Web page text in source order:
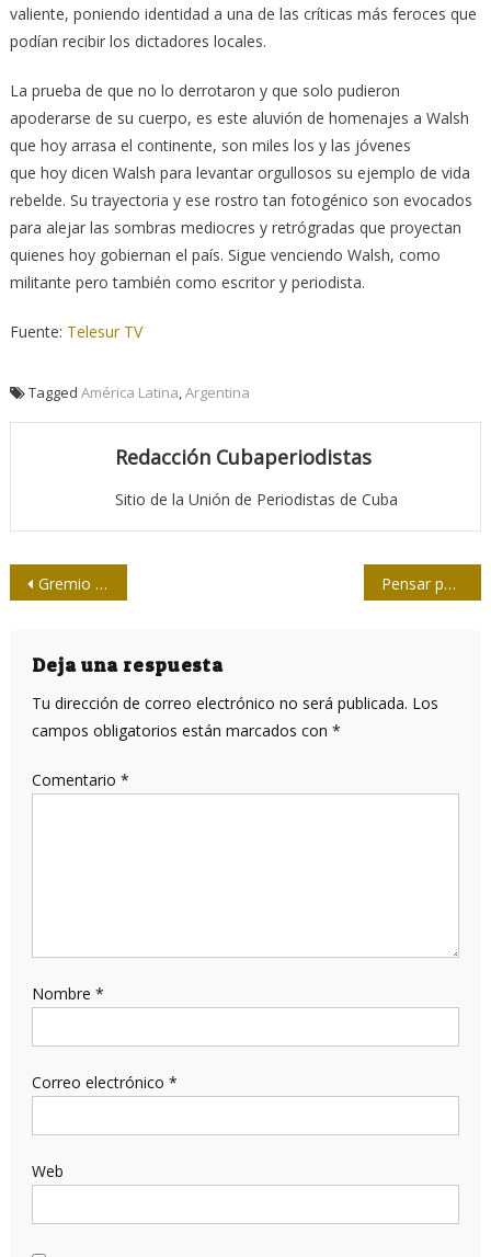
valiente, poniendo identidad a una de las críticas más feroces que
podían recibir los dictadores locales.
La prueba de que no lo derrotaron y que solo pudieron
apoderarse de su cuerpo, es este aluvión de homenajes a Walsh
que hoy arrasa el continente, son miles los y las jóvenes
que hoy dicen Walsh para levantar orgullosos su ejemplo de vida
rebelde. Su trayectoria y ese rostro tan fotogénico son evocados
para alejar las sombras mediocres y retrógradas que proyectan
quienes hoy gobiernan el país. Sigue venciendo Walsh, como
militante pero también como escritor y periodista.
Fuente: Telesur TV
Tagged América Latina,Argentina
Redacción Cubaperiodistas
Sitio de la Unión de Periodistas de Cuba
Navegación
entradas
Gremio periodístico de México repudia asesinatos y pide justicia Pensar para hacer
Deja una respuesta
Tu dirección de correo electrónico no será publicada. Los
campos obligatorios están marcados con *
Comentario *
Nombre *
Correo electrónico *
Web